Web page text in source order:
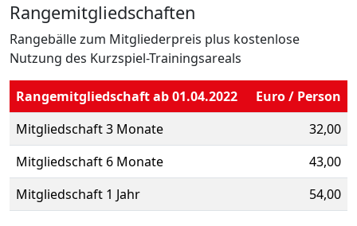
Rangemitgliedschaften
Rangebälle zum Mitgliederpreis plus kostenlose
Nutzung des Kurzspiel-Trainingsareals
Rangemitgliedschaft ab 01.04.2022
Euro / Person
Mitgliedschaft 3 Monate
32,00
Mitgliedschaft 6 Monate
43,00
Mitgliedschaft 1 Jahr
54,00